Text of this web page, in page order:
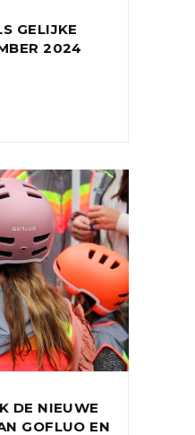
GELIJKE
2024
DE NIEUWE
GOFLUO EN